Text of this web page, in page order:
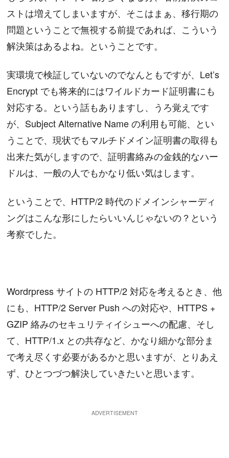
ストは増えてしまいますが、そこはまぁ、移行期の
問題ということで無視する前提であれば、こういう
解決策はあるよね。ということです。
実環境で検証していないのでなんともですが、Let’s
Encrypt でも将来的にはワイルドカード証明書にも
対応する。という話もありますし、うろ覚えです
が、Subject Alternative Name の利用も可能、とい
うことで、現状でもマルチドメイン証明書の取得も
出来た気がしますので、証明書絡みの金銭的なハー
ドルは、一般の人でもかなり低い気はします。
ということで、HTTP/2 時代のドメインシャーディ
ングはこんな形にしたらいいんじゃないの？という
考察でした。
Wordrpress サイトの HTTP/2 対応を考えるとき、他
にも、HTTP/2 Server Push への対応や、HTTPS +
GZIP 絡みのセキュリティイシューへの配慮、そし
て、HTTP/1.x との共存など、かなり細かな部分ま
で考え尽くす必要があるかと思いますが、とりあえ
ず、ひとつづつ解決していきたいと思います。